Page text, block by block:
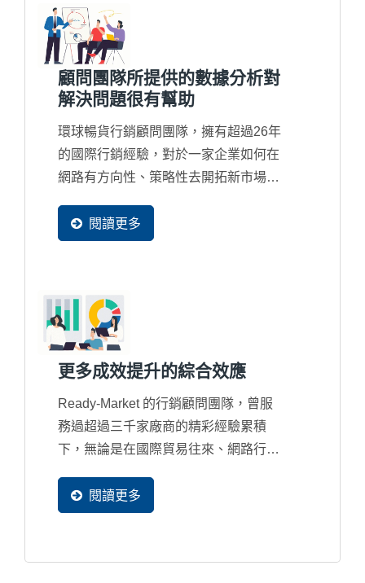
顧問團隊所提供的數據分析對
解決問題很有幫助
環球暢貨行銷顧問團隊，擁有超過26年
的國際行銷經驗，對於一家企業如何在
網路有方向性、策略性去開拓新市場及
正，以確保客戶可以達到預期網路行銷
的效益。
閱讀更多
更多成效提升的綜合效應
Ready-Market 的行銷顧問團隊，曾服
務過超過三千家廠商的精彩經驗累積
下，無論是在國際貿易往來、網路行銷
網站設計優化、系統設計優化，甚至
是...
閱讀更多